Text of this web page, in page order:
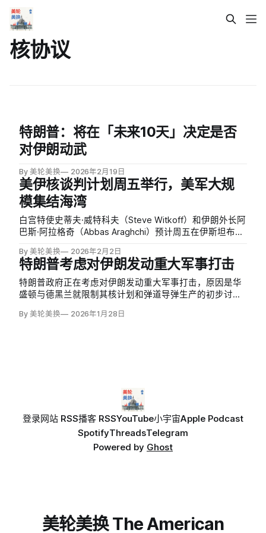
核协议
特朗普：将在「未来10天」决定是否
对伊朗动武
By 美轮美换 2026年2月19日
美伊核谈判计划周五举行，美军大规
模集结海湾
白宫特使史蒂夫·威特科夫（Steve Witkoff）和伊朗外长阿
巴斯·阿拉格奇（Abbas Araghchi）预计周五在伊斯坦布尔
将参加。这将是自去年6月谈判破裂和12天战争以来，美伊
首次官方会谈，恰逢美军在海湾地区大规模集结。
By 美轮美换 2026年2月2日
特朗普考虑对伊朗发动重大军事打击
特朗普政府正在考虑对伊朗发动重大军事打击，原因是华
盛顿与德黑兰就限制其核计划和弹道导弹生产的初步讨论
数周前，他还曾因伊朗国内抗议者遭到暴力镇压而考虑军
By 美轮美换 2026年1月28日
登录网站 RSS播客 RSSYouTube小宇宙Apple Podcast
SpotifyThreadsTelegram
Powered by Ghost
美轮美换 The American